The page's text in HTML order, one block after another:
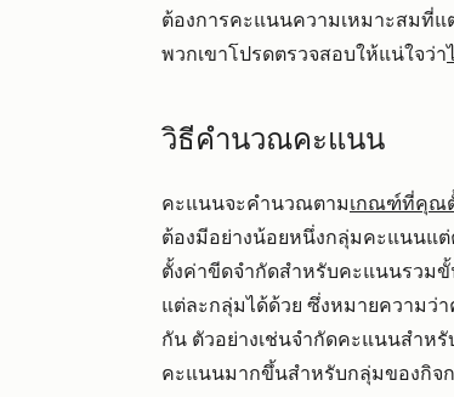
ต้องการคะแนนความเหมาะสมที่
พวกเขาโปรดตรวจสอบให้แน่ใจว่า
วิธีคำนวณคะแนน
คะแนนจะคำนวณตามเกณฑ์ที่คุณ
ต้องมีอย่างน้อยหนึ่งกลุ่มคะแนนแ
ตั้งค่าขีดจำกัดสำหรับคะแนนรวม
แต่ละกลุ่มได้ด้วย ซึ่งหมายความ
กัน ตัวอย่างเช่นจำกัดคะแนนสำห
คะแนนมากขึ้นสำหรับกลุ่มของกิจ